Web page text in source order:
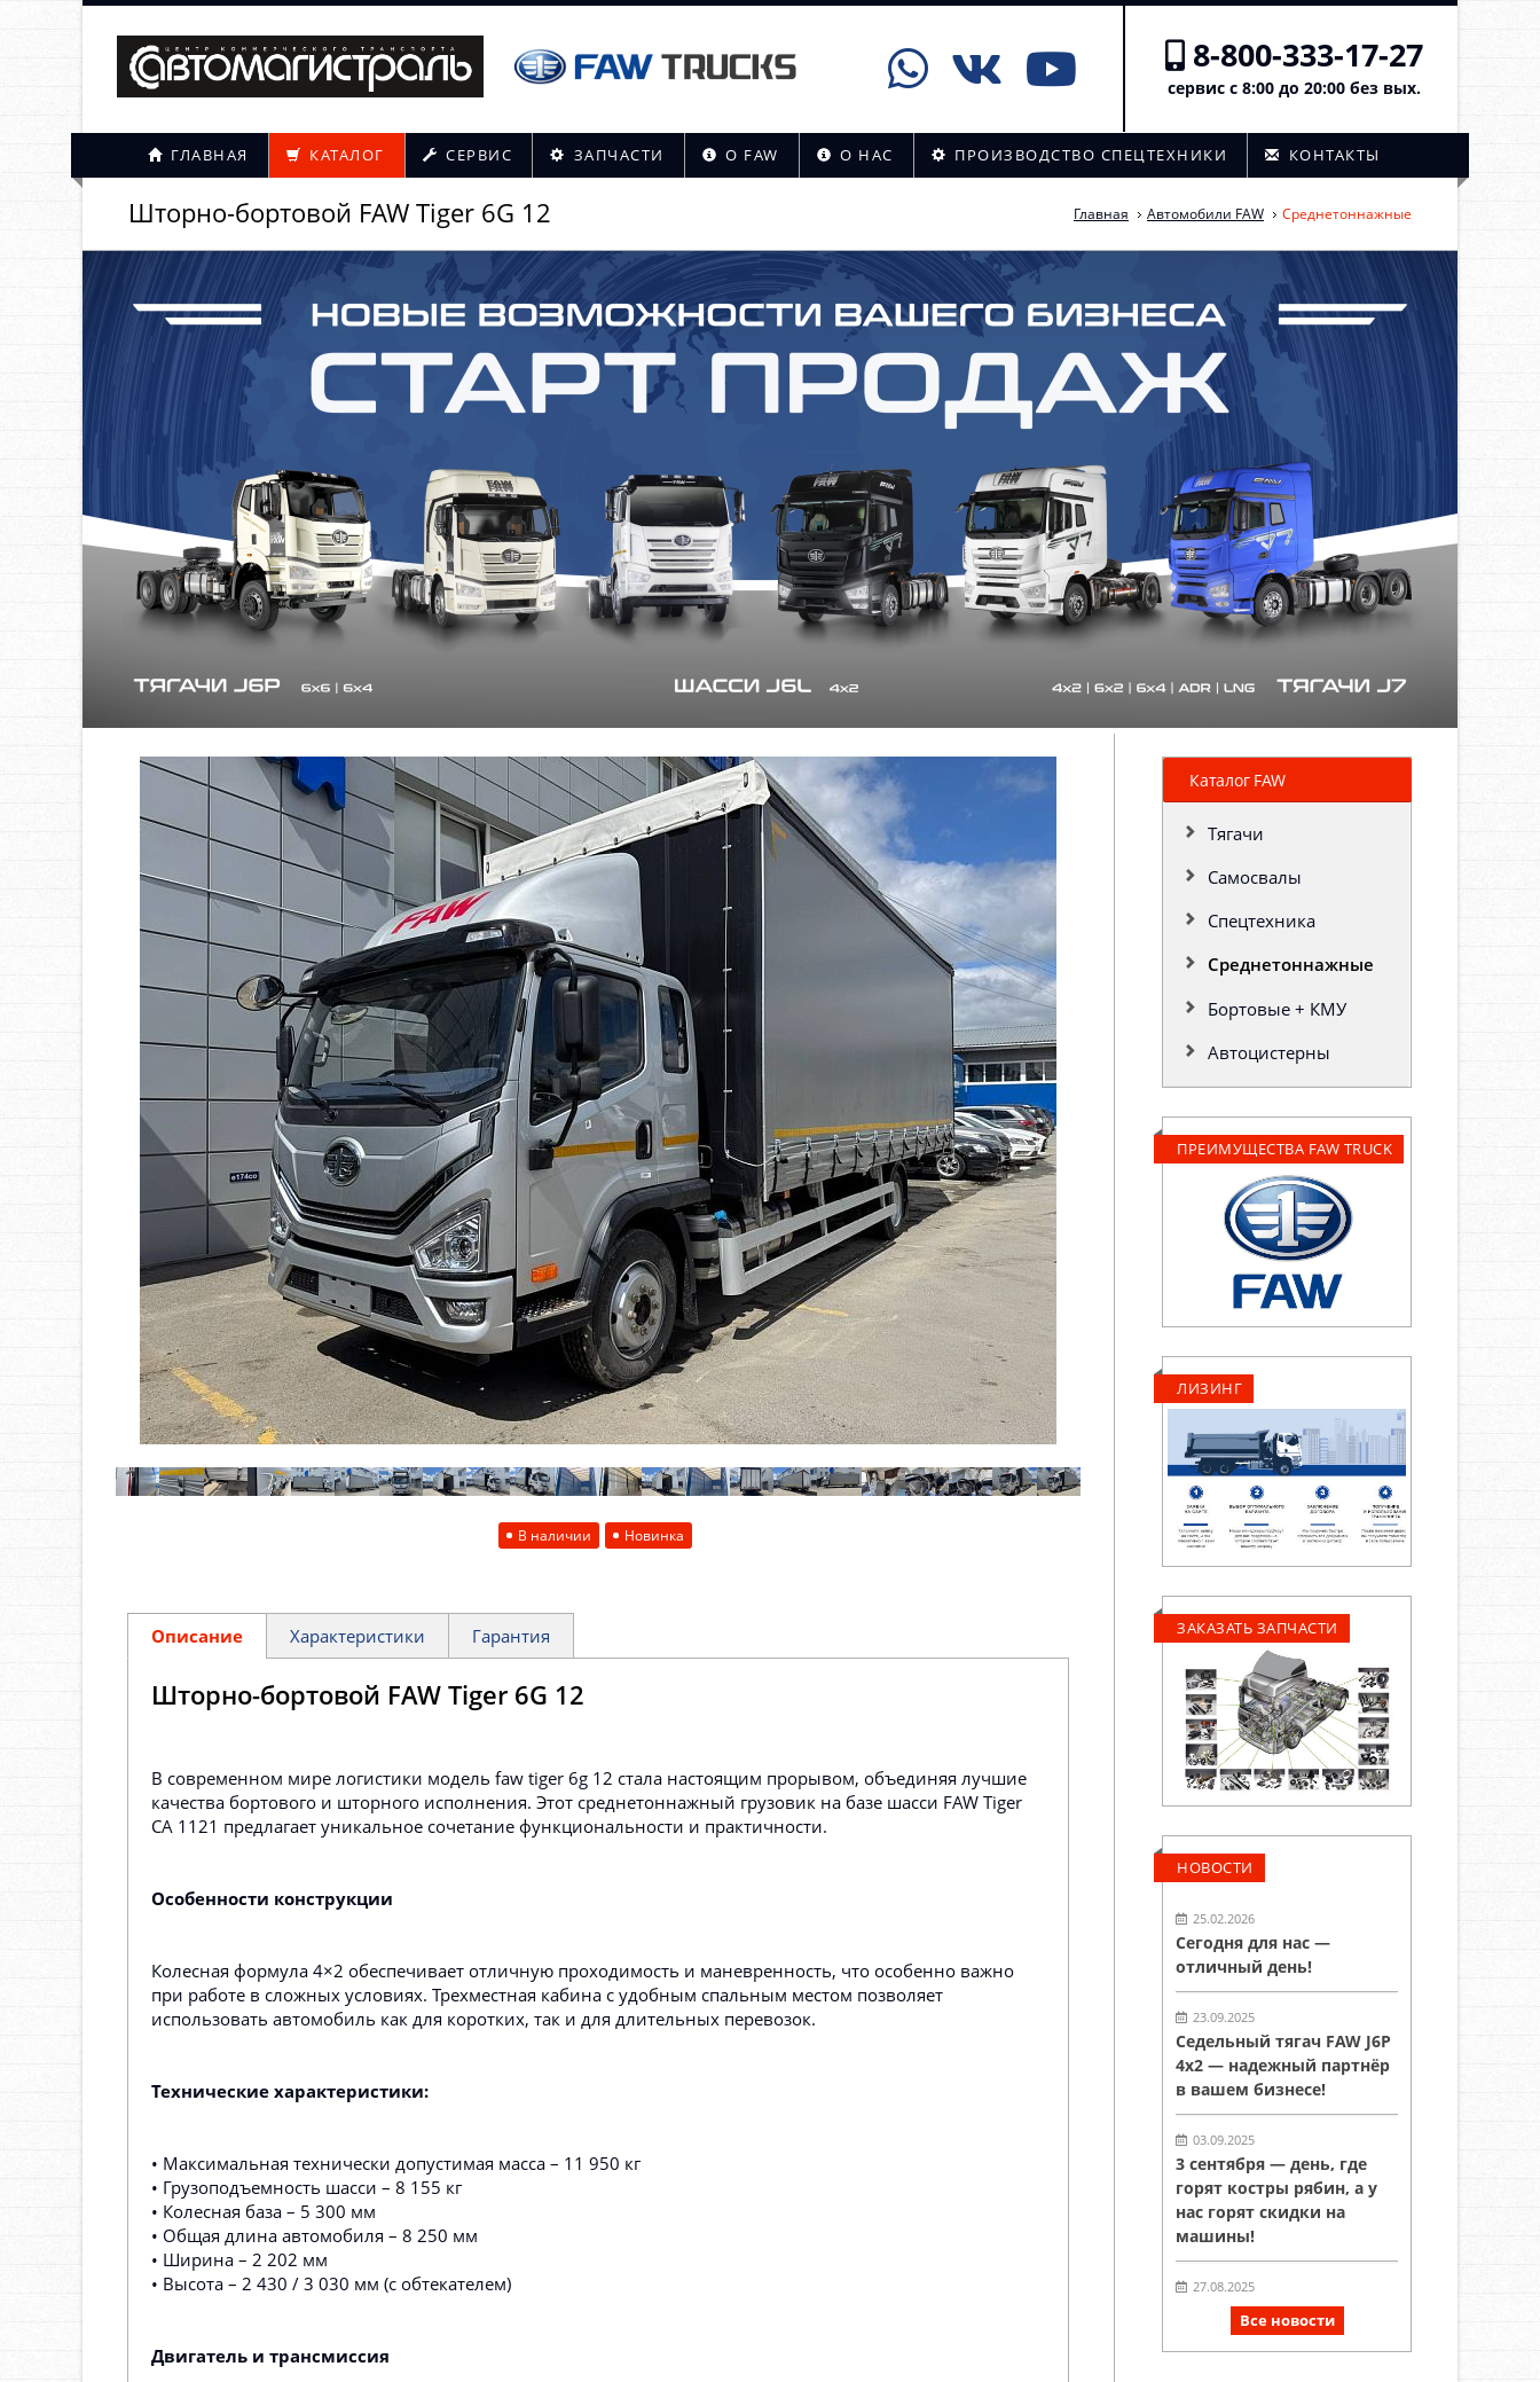
8-800-333-17-27
сервис с 8:00 до 20:00 без вых.
ГЛАВНАЯ КАТАЛОГ СЕРВИС ЗАПЧАСТИ О FAW О НАС ПРОИЗВОДСТВО СПЕЦТЕХНИКИ КОНТАКТЫ
Шторно-бортовой FAW Tiger 6G 12 Главная Автомобили FAW Среднетоннажные
В наличии Новинка
Описание Характеристики Гарантия
Шторно-бортовой FAW Tiger 6G 12
В современном мире логистики модель faw tiger 6g 12 стала настоящим прорывом, объединяя лучшие
качества бортового и шторного исполнения. Этот среднетоннажный грузовик на базе шасси FAW Tiger
СА 1121 предлагает уникальное сочетание функциональности и практичности.
Особенности конструкции
Колесная формула 4×2 обеспечивает отличную проходимость и маневренность, что особенно важно
при работе в сложных условиях. Трехместная кабина с удобным спальным местом позволяет
использовать автомобиль как для коротких, так и для длительных перевозок.
Технические характеристики:
• Максимальная технически допустимая масса – 11 950 кг
• Грузоподъемность шасси – 8 155 кг
• Колесная база – 5 300 мм
• Общая длина автомобиля – 8 250 мм
• Ширина – 2 202 мм
• Высота – 2 430 / 3 030 мм (с обтекателем)
Двигатель и трансмиссия
Каталог FAW
Тягачи
Самосвалы
Спецтехника
Среднетоннажные
Бортовые + КМУ
Автоцистерны
ПРЕИМУЩЕСТВА FAW TRUCK
ЛИЗИНГ
ЗАКАЗАТЬ ЗАПЧАСТИ
НОВОСТИ
25.02.2026
Сегодня для нас —
отличный день!
23.09.2025
Седельный тягач FAW J6P
4х2 — надежный партнёр
в вашем бизнесе!
03.09.2025
3 сентября — день, где
горят костры рябин, а у
нас горят скидки на
машины!
27.08.2025
!В НАЛИЧИИ!
Спецтехника на шасси
FAW, SITRAK
Все новости